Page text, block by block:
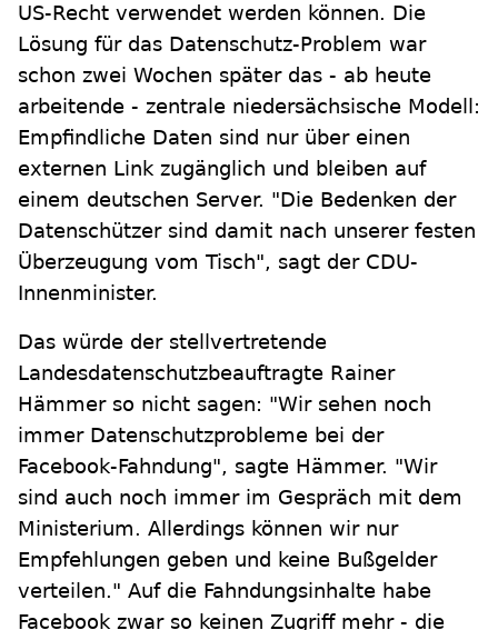
US-Recht verwendet werden können. Die
Lösung für das Datenschutz-Problem war
schon zwei Wochen später das - ab heute
arbeitende - zentrale niedersächsische Modell:
Empfindliche Daten sind nur über einen
externen Link zugänglich und bleiben auf
einem deutschen Server. "Die Bedenken der
Datenschützer sind damit nach unserer festen
Überzeugung vom Tisch", sagt der CDU-
Innenminister.
Das würde der stellvertretende
Landesdatenschutzbeauftragte Rainer
Hämmer so nicht sagen: "Wir sehen noch
immer Datenschutzprobleme bei der
Facebook-Fahndung", sagte Hämmer. "Wir
sind auch noch immer im Gespräch mit dem
Ministerium. Allerdings können wir nur
Empfehlungen geben und keine Bußgelder
verteilen." Auf die Fahndungsinhalte habe
Facebook zwar so keinen Zugriff mehr - die